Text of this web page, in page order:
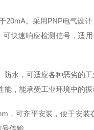
20mA。采用PNP电气设
快速响应检测信号，适
水，可适应各种恶劣的
，能承受工业环境中的振
，可齐平安装，便于安
传输。